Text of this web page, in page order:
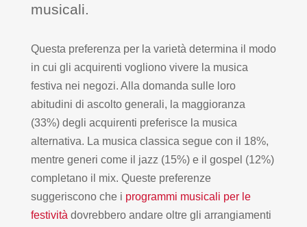
musicali.
Questa preferenza per la varietà determina il modo
in cui gli acquirenti vogliono vivere la musica
festiva nei negozi. Alla domanda sulle loro
abitudini di ascolto generali, la maggioranza
(33%) degli acquirenti preferisce la musica
alternativa. La musica classica segue con il 18%,
mentre generi come il jazz (15%) e il gospel (12%)
completano il mix. Queste preferenze
suggeriscono che i programmi musicali per le
festività dovrebbero andare oltre gli arrangiamenti